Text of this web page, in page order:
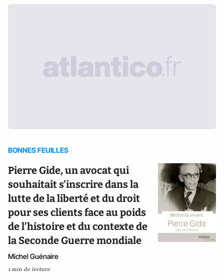
BONNES FEUILLES
Pierre Gide, un avocat qui
souhaitait s’inscrire dans la
lutte de la liberté et du droit
pour ses clients face au poids
de l’histoire et du contexte de
la Seconde Guerre mondiale
Michel Guénaire
1 min de lecture